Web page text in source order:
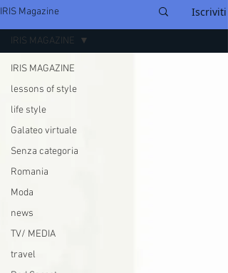
IRIS Magazine Iscriviti
IRIS MAGAZINE
lessons of style
life style
Galateo virtuale
Senza categoria
Romania
Moda
news
TV/ MEDIA
travel
IRIS MAGAZINE